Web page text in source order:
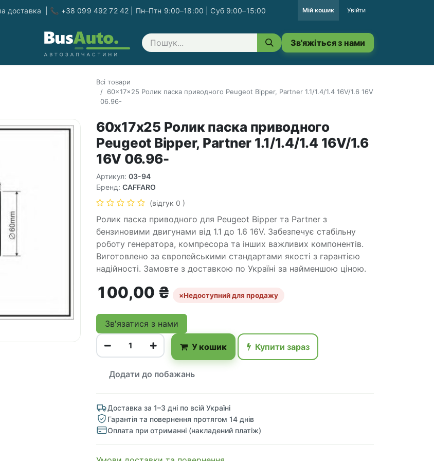
доставка | 📞 +38 099 492 72 42 | Пн–Птн 9:00–18:00 | Суб 9:00–15:00 Мій кошик Увійти
з нами Зв'яжіться з нами
Всі товари
60x17x25 Ролик паска приводного Peugeot Bipper, Partner 1.1/1.4/1.4 16V/1.6 16V
06.96-
60x17x25 Ролик паска приводного
Peugeot Bipper, Partner 1.1/1.4/1.4 16V/1.6
16V 06.96-
Артикул: 03-94
Бренд: CAFFARO
(відгук 0 )
Ролик паска приводного для Peugeot Bipper та Partner з
бензиновими двигунами від 1.1 до 1.6 16V. Забезпечує стабільну
роботу генератора, компресора та інших важливих компонентів.
Виготовлено за європейськими стандартами якості з гарантією
надійності. Замовте з доставкою по Україні за найменшою ціною.
100,00 ₴ ×Недоступний для продажу
Зв'язатися з нами
У кошик Купити зараз
Додати до побажань
Доставка за 1–3 дні по всій Україні
Гарантія та повернення протягом 14 днів
Оплата при отриманні (накладений платіж)